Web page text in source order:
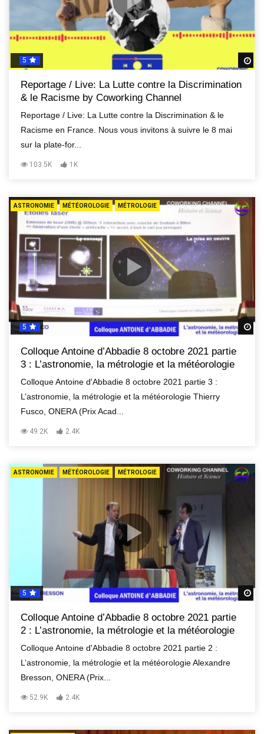
5
Reportage / Live: La Lutte contre la Discrimination
& le Racisme by Coworking Channel
Reportage / Live: La Lutte contre la Discrimination & le
Racisme en France. Nous vous invitons à suivre le 8 mai
sur la plate-for...
103.5K 1K
ASTRONOMIE MÉTÉOROLOGIE MÉTROLOGIE
5
Colloque Antoine d’Abbadie 8 octobre 2021 partie
3 : L’astronomie, la métrologie et la météorologie
Colloque Antoine d'Abbadie 8 octobre 2021 partie 3 :
L’astronomie, la métrologie et la météorologie Thierry
Fusco, ONERA (Prix Acad...
49.2K 2.4K
ASTRONOMIE MÉTÉOROLOGIE MÉTROLOGIE
5
Colloque Antoine d’Abbadie 8 octobre 2021 partie
2 : L’astronomie, la métrologie et la météorologie
Colloque Antoine d'Abbadie 8 octobre 2021 partie 2 :
L’astronomie, la métrologie et la météorologie Alexandre
Bresson, ONERA (Prix...
52.9K 2.4K